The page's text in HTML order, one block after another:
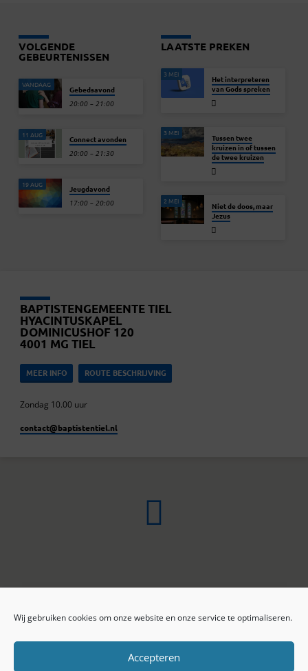
Wij gebruiken cookies om onze website en onze service te optimaliseren.
Accepteren
VOLGENDE
GEBEURTENISSEN
VANDAAG Gebedsavond
20:00 – 21:00
11 AUG Connect avonden
20:00 – 21:30
19 AUG Jeugdavond
17:00 – 20:00
LAATSTE PREKEN
3 MEI
Het interpreteren
van Gods spreken
3 MEI
Tussen twee
kruizen in of tussen
de twee kruizen
2 MEI
Niet de doos, maar
Jezus
BAPTISTENGEMEENTE TIEL
HYACINTUSKAPEL
DOMINICUSHOF 120
4001 MG TIEL
MEER INFO ROUTE BESCHRIJVING
Zondag 10.00 uur
contact​@baptistentiel.nl
ONLINE ARCHIEF
Privacy beleid